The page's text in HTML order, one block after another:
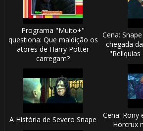
Programa "Muito+"
questiona: Que maldição os
atores de Harry Potter
carregam?
Cena:
chegada
A História de Severo Snape
Cena: Rony
Horcrux
🎈
⚡
🎂